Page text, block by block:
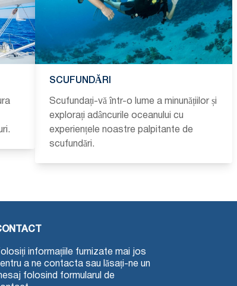
SCUFUNDĂRI
Scufundați-vă într-o lume a minunățiilor și
explorați adâncurile oceanului cu
experiențele noastre palpitante de
scufundări.
informațiile furnizate mai jos
a ne contacta sau lăsați-ne un
folosind formularul de